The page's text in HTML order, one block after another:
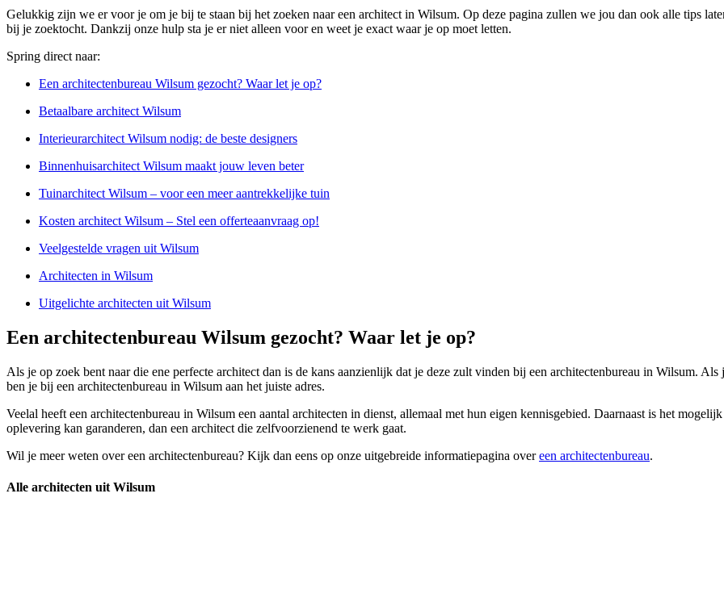
Gelukkig zijn we er voor je om je bij te staan bij het zoeken naar een architect in Wilsum. Op deze pagina zullen we jou dan ook alle tips
bij je zoektocht. Dankzij onze hulp sta je er niet alleen voor en weet je exact waar je op moet letten.
Spring direct naar:
Een architectenbureau Wilsum gezocht? Waar let je op?
Betaalbare architect Wilsum
Interieurarchitect Wilsum nodig: de beste designers
Binnenhuisarchitect Wilsum maakt jouw leven beter
Tuinarchitect Wilsum – voor een meer aantrekkelijke tuin
Kosten architect Wilsum – Stel een offerteaanvraag op!
Veelgestelde vragen uit Wilsum
Architecten in Wilsum
Uitgelichte architecten uit Wilsum
Een architectenbureau Wilsum gezocht? Waar let je op?
Als je op zoek bent naar die ene perfecte architect dan is de kans aanzienlijk dat je deze zult vinden bij een architectenbureau in Wilsum.
ben je bij een architectenbureau in Wilsum aan het juiste adres.
Veelal heeft een architectenbureau in Wilsum een aantal architecten in dienst, allemaal met hun eigen kennisgebied. Daarnaast is het
oplevering kan garanderen, dan een architect die zelfvoorzienend te werk gaat.
Wil je meer weten over een architectenbureau? Kijk dan eens op onze uitgebreide informatiepagina overeen architectenbureau.
Alle architecten uit Wilsum